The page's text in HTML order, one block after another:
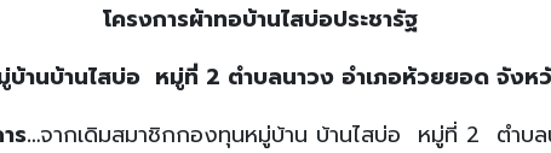
โครงการผ้าทอบ้านไสบ่อประชารัฐ
านบ้านไสบ่อ หมู่ที่ 2 ตำบลนาวง อำเภอห้วยยอด จังห
ร…จากเดิมสมาชิกกองทุนหมู่บ้าน บ้านไสบ่อ หมู่ที่ 2 ตำบ